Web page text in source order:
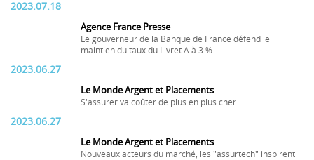
2023.07.18
Agence France Presse
Le gouverneur de la Banque de France défend le
maintien du taux du Livret A à 3 %
2023.06.27
Le Monde Argent et Placements
S'assurer va coûter de plus en plus cher
2023.06.27
Le Monde Argent et Placements
Nouveaux acteurs du marché, les "assurtech" inspirent